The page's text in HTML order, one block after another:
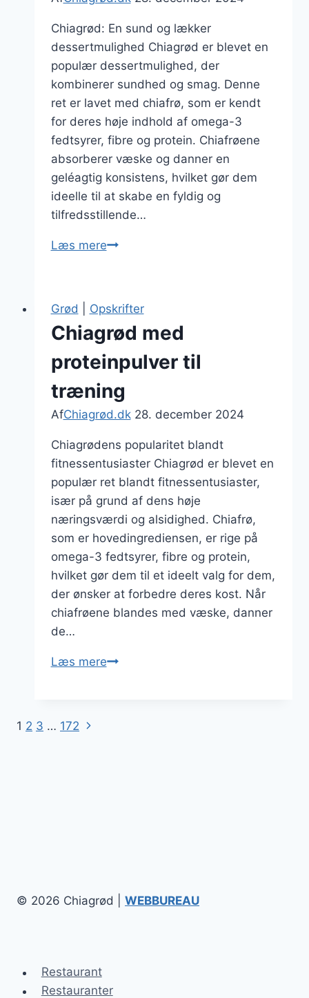
Chiagrød: En sund og lækker
dessertmulighed Chiagrød er blevet en
populær dessertmulighed, der
kombinerer sundhed og smag. Denne
ret er lavet med chiafrø, som er kendt
for deres høje indhold af omega-3
fedtsyrer, fibre og protein. Chiafrøene
absorberer væske og danner en
geléagtig konsistens, hvilket gør dem
ideelle til at skabe en fyldig og
tilfredsstillende…
Læs mereChiagrød
med
kiwi
Grød Opskrifter
Chiagrød med
proteinpulver til
træning
AfChiagrød.dk 28. december 2024
Chiagrødens popularitet blandt
fitnessentusiaster Chiagrød er blevet en
populær ret blandt fitnessentusiaster,
især på grund af dens høje
næringsværdi og alsidighed. Chiafrø,
som er hovedingrediensen, er rige på
omega-3 fedtsyrer, fibre og protein,
hvilket gør dem til et ideelt valg for dem,
der ønsker at forbedre deres kost. Når
chiafrøene blandes med væske, danner
de…
Læs mereChiagrød
Side
1 2 3 … 172 Næste
© 2026 Chiagrød | WEBBUREAU
Restaurant
Restauranter